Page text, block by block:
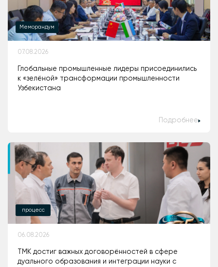
Меморандум
07.08.2026
Глобальные промышленные лидеры присоединились
к «зелёной» трансформации промышленности
Узбекистана
Подробнее
процесс
06.08.2026
ТМК достиг важных договорённостей в сфере
дуального образования и интеграции науки с